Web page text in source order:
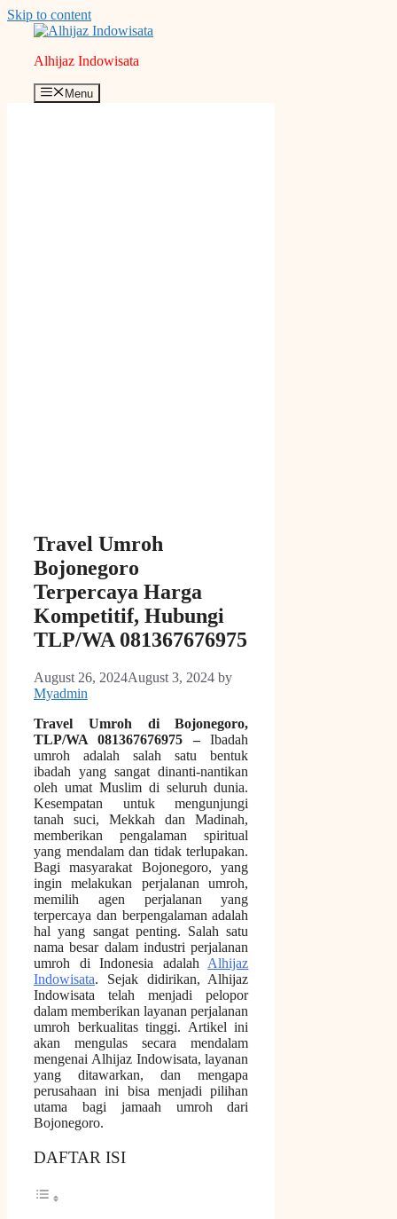
Skip to content
Alhijaz Indowisata
Menu
Travel Umroh
Bojonegoro
Terpercaya Harga
Kompetitif, Hubungi
TLP/WA 081367676975
August 26, 2024August 3, 2024 by
Myadmin
Travel Umroh di Bojonegoro,
TLP/WA 081367676975 –Ibadah
umroh adalah salah satu bentuk
ibadah yang sangat dinanti-nantikan
oleh umat Muslim di seluruh dunia.
Kesempatan untuk mengunjungi
tanah suci, Mekkah dan Madinah,
memberikan pengalaman spiritual
yang mendalam dan tidak terlupakan.
Bagi masyarakat Bojonegoro, yang
ingin melakukan perjalanan umroh,
memilih agen perjalanan yang
terpercaya dan berpengalaman adalah
hal yang sangat penting. Salah satu
nama besar dalam industri perjalanan
umroh di Indonesia adalah Alhijaz
Indowisata. Sejak didirikan, Alhijaz
Indowisata telah menjadi pelopor
dalam memberikan layanan perjalanan
umroh berkualitas tinggi. Artikel ini
akan mengulas secara mendalam
mengenai Alhijaz Indowisata, layanan
yang ditawarkan, dan mengapa
perusahaan ini bisa menjadi pilihan
utama bagi jamaah umroh dari
Bojonegoro.
DAFTAR ISI